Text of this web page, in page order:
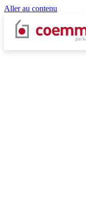
Aller au contenu